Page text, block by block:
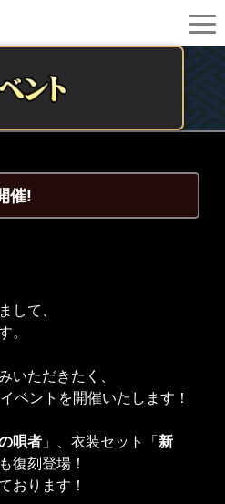
催!
して、
。
いただきたく、
イベントを開催いたします！
唄者 」、衣装セット「新
復刻登場！
おります！